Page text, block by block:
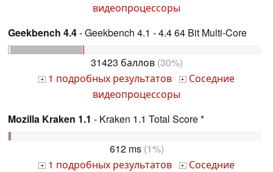
видеопроцессоры
Geekbench 4.4- Geekbench 4.1 - 4.4 64 Bit Multi-Core
31423 баллов(30%)
+ 1 подробных результатов + Соседние
видеопроцессоры
Mozilla Kraken 1.1 - Kraken 1.1 Total Score *
612 ms(1%)
+ 1 подробных результатов + Соседние